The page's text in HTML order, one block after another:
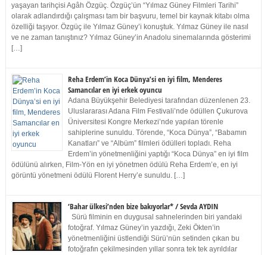
yaşayan tarihçisi Agâh Özgüç. Özgüç’ün “Yılmaz Güney Filmleri Tarihi”
olarak adlandırdığı çalışması tam bir başvuru, temel bir kaynak kitabı olma
özelliği taşıyor. Özgüç ile Yılmaz Güney’i konuştuk. Yılmaz Güney ile nasıl
ve ne zaman tanıştınız? Yılmaz Güney’in Anadolu sinemalarında gösterimi
[…]
Reha Erdem’in Koca Dünya’si en iyi film, Menderes
Samancılar en iyi erkek oyuncu
Adana Büyükşehir Belediyesi tarafından düzenlenen 23.
Uluslararası Adana Film Festivali’nde ödüllen Çukurova
Üniversitesi Kongre Merkezi’nde yapılan törenle
sahiplerine sunuldu. Törende, “Koca Dünya”, “Babamın
Kanatları” ve “Albüm” filmleri ödülleri topladı. Reha
Erdem’in yönetmenliğini yaptığı “Koca Dünya” en iyi film
ödülünü alırken, Film-Yön en iyi yönetmen ödülü Reha Erdem’e, en iyi
görüntü yönetmeni ödülü Florent Herry’e sunuldu. […]
‘Bahar ülkesi’nden bize bakıyorlar* / Sevda AYDIN
Sürü filminin en duygusal sahnelerinden biri yandaki
fotoğraf. Yılmaz Güney’in yazdığı, Zeki Ökten’in
yönetmenliğini üstlendiği Sürü’nün setinden çıkan bu
fotoğrafın çekilmesinden yıllar sonra tek tek ayrıldılar